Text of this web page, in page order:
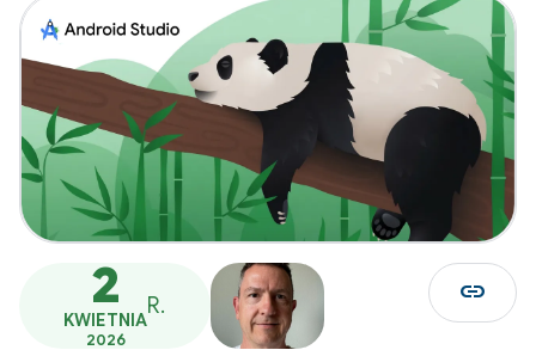
2
KWIETNIA
2026
R. link